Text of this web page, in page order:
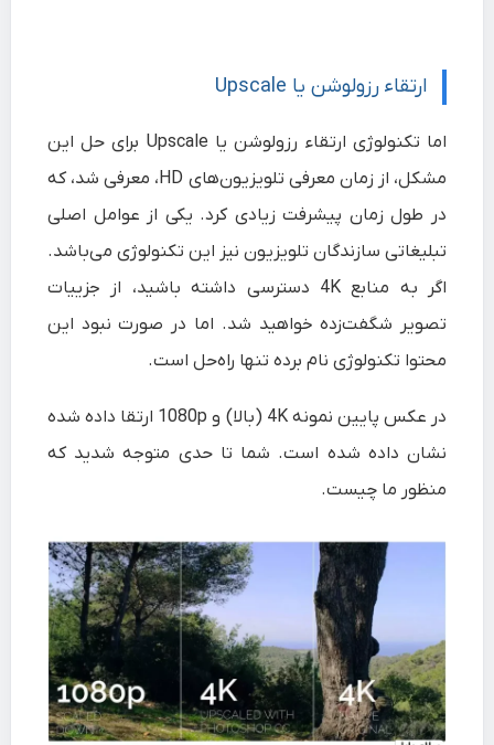
ارتقاء رزولوشن یا Upscale
اما تکنولوژی ارتقاء رزولوشن یا Upscale برای حل این
مشکل، از زمان معرفی تلویزیون‌‌های HD، معرفی شد، که
در طول زمان پیشرفت زیادی کرد. یکی از عوامل اصلی
تبلیغاتی سازندگان تلویزیون نیز این تکنولوژی می‌باشد.
اگر به منابع 4K دسترسی داشته باشید، از جزییات
تصویر شگفت‌زده خواهید شد. اما در صورت نبود این
محتوا تکنولوژی نام برده تنها راه‌حل است.
در عکس پایین نمونه 4K (بالا) و 1080p ارتقا داده شده
نشان داده شده است. شما تا حدی متوجه شدید که
منظور ما چیست.